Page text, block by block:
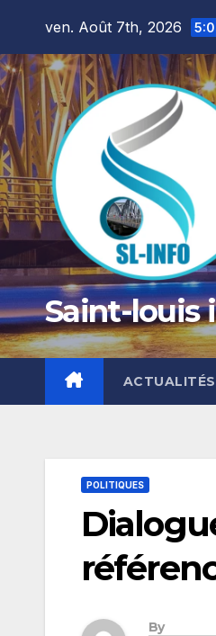
content
ven. Août 7th, 2026
Saint-louis
ACTUALITÉS
POLITIQUES
By